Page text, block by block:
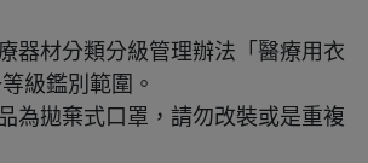
器材分類分級管理辦法「醫療用衣
級鑑別範圍。
為拋棄式口罩，請勿改裝或是重複